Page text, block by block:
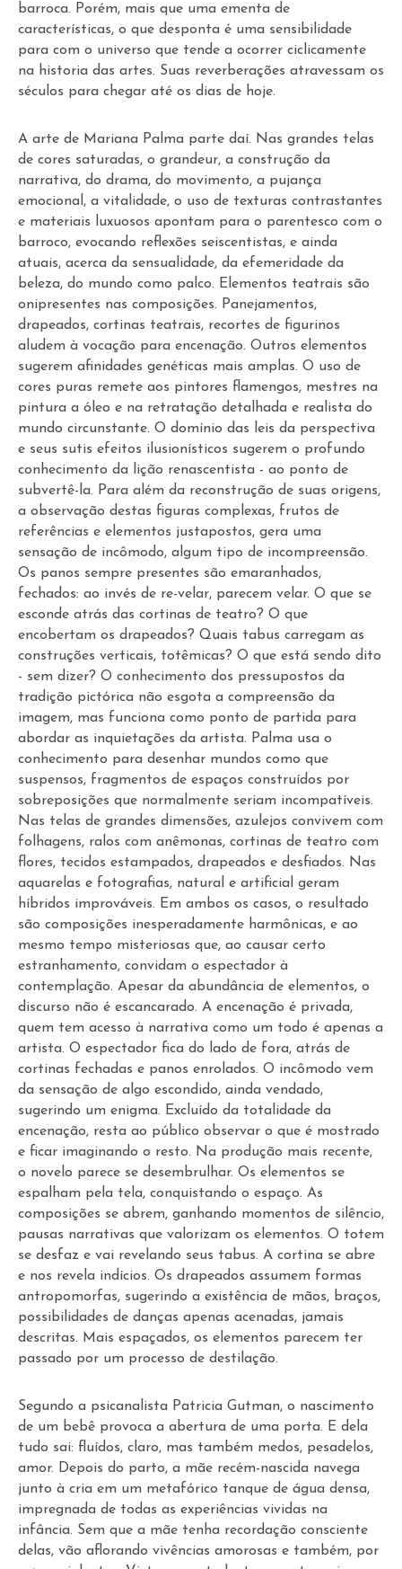
barroca. Porém, mais que uma ementa de
características, o que desponta é uma sensibilidade
para com o universo que tende a ocorrer ciclicamente
na historia das artes. Suas reverberações atravessam os
séculos para chegar até os dias de hoje.
A arte de Mariana Palma parte daí. Nas grandes telas
de cores saturadas, o grandeur, a construção da
narrativa, do drama, do movimento, a pujança
emocional, a vitalidade, o uso de texturas contrastantes
e materiais luxuosos apontam para o parentesco com o
barroco, evocando reflexões seiscentistas, e ainda
atuais, acerca da sensualidade, da efemeridade da
beleza, do mundo como palco. Elementos teatrais são
onipresentes nas composições. Panejamentos,
drapeados, cortinas teatrais, recortes de figurinos
aludem à vocação para encenação. Outros elementos
sugerem afinidades genéticas mais amplas. O uso de
cores puras remete aos pintores flamengos, mestres na
pintura a óleo e na retratação detalhada e realista do
mundo circunstante. O domínio das leis da perspectiva
e seus sutis efeitos ilusionísticos sugerem o profundo
conhecimento da lição renascentista - ao ponto de
subvertê-la. Para além da reconstrução de suas origens,
a observação destas figuras complexas, frutos de
referências e elementos justapostos, gera uma
sensação de incômodo, algum tipo de incompreensão.
Os panos sempre presentes são emaranhados,
fechados: ao invés de re-velar, parecem velar. O que se
esconde atrás das cortinas de teatro? O que
encobertam os drapeados? Quais tabus carregam as
construções verticais, totêmicas? O que está sendo dito
- sem dizer? O conhecimento dos pressupostos da
tradição pictórica não esgota a compreensão da
imagem, mas funciona como ponto de partida para
abordar as inquietações da artista. Palma usa o
conhecimento para desenhar mundos como que
suspensos, fragmentos de espaços construídos por
sobreposições que normalmente seriam incompatíveis.
Nas telas de grandes dimensões, azulejos convivem com
folhagens, ralos com anêmonas, cortinas de teatro com
flores, tecidos estampados, drapeados e desfiados. Nas
aquarelas e fotografias, natural e artificial geram
híbridos improváveis. Em ambos os casos, o resultado
são composições inesperadamente harmônicas, e ao
mesmo tempo misteriosas que, ao causar certo
estranhamento, convidam o espectador à
contemplação. Apesar da abundância de elementos, o
discurso não é escancarado. A encenação é privada,
quem tem acesso à narrativa como um todo é apenas a
artista. O espectador fica do lado de fora, atrás de
cortinas fechadas e panos enrolados. O incômodo vem
da sensação de algo escondido, ainda vendado,
sugerindo um enigma. Excluído da totalidade da
encenação, resta ao público observar o que é mostrado
e ficar imaginando o resto. Na produção mais recente,
o novelo parece se desembrulhar. Os elementos se
espalham pela tela, conquistando o espaço. As
composições se abrem, ganhando momentos de silêncio,
pausas narrativas que valorizam os elementos. O totem
se desfaz e vai revelando seus tabus. A cortina se abre
e nos revela indícios. Os drapeados assumem formas
antropomorfas, sugerindo a existência de mãos, braços,
possibilidades de danças apenas acenadas, jamais
descritas. Mais espaçados, os elementos parecem ter
passado por um processo de destilação.
Segundo a psicanalista Patricia Gutman, o nascimento
de um bebê provoca a abertura de uma porta. E dela
tudo sai: fluídos, claro, mas também medos, pesadelos,
amor. Depois do parto, a mãe recém-nascida navega
junto à cria em um metafórico tanque de água densa,
impregnada de todas as experiências vividas na
infância. Sem que a mãe tenha recordação consciente
delas, vão aflorando vivências amorosas e também, por